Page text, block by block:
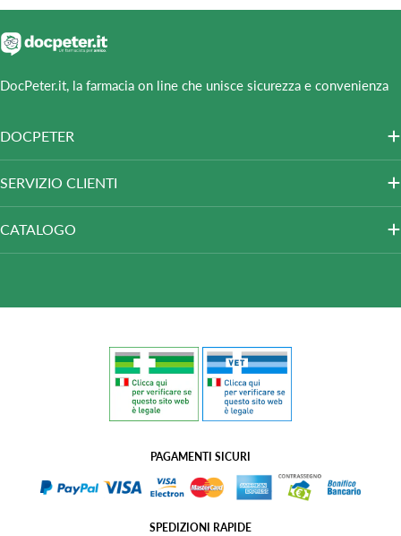
DocPeter.it, la farmacia on line che unisce sicurezza e convenienza
DOCPETER
SERVIZIO CLIENTI
CATALOGO
PAGAMENTI SICURI
SPEDIZIONI RAPIDE